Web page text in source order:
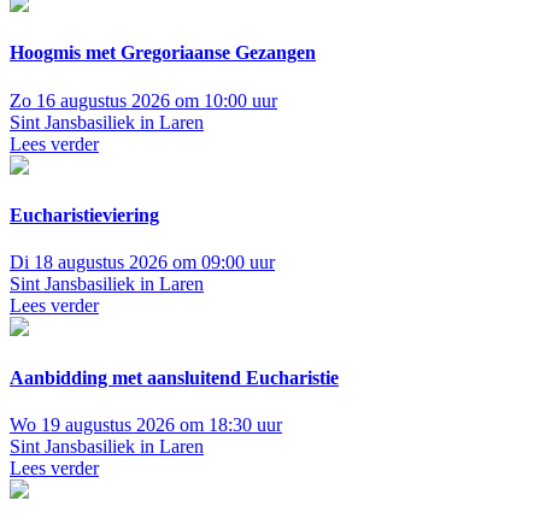
Hoogmis met Gregoriaanse Gezangen
Zo 16 augustus 2026 om 10:00 uur
Sint Jansbasiliek in Laren
Lees verder
Eucharistieviering
Di 18 augustus 2026 om 09:00 uur
Sint Jansbasiliek in Laren
Lees verder
Aanbidding met aansluitend Eucharistie
Wo 19 augustus 2026 om 18:30 uur
Sint Jansbasiliek in Laren
Lees verder